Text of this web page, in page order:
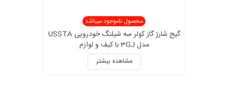
محصول ناموجود میباشد
گیج شارژ گاز کولر سه شیلنگ خودرویی USSTA
مدل 3GJ با کیف و لوازم
مشاهده بیشتر